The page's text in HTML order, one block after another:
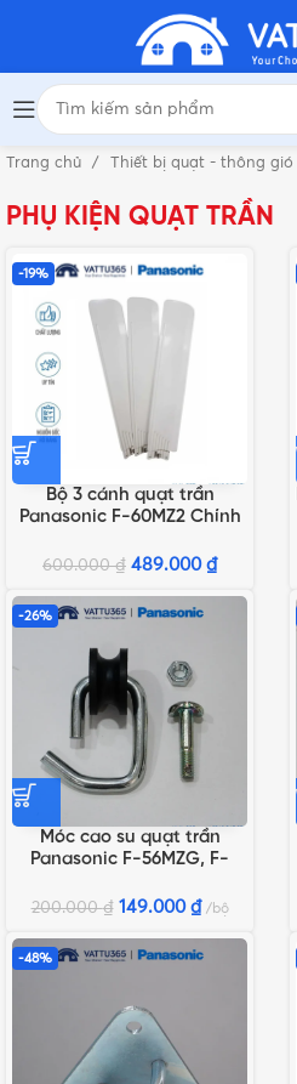
Trang chủ Thiết bị quạt - thông gió
PHỤ KIỆN QUẠT TRẦN
-19%
Bộ 3 cánh quạt trần
Panasonic F-60MZ2 Chính
600.000₫ 489.000 ₫
-26%
Móc cao su quạt trần
Panasonic F-56MZG, F-
200.000₫ 149.000 ₫ bộ
-48%